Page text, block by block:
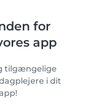
for
app
tilgængelige
i dit